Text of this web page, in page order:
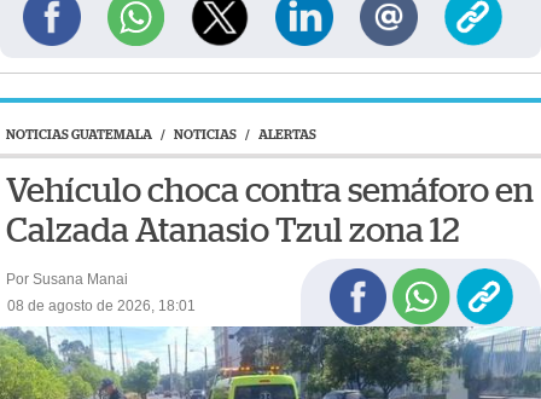
NOTICIAS GUATEMALA / NOTICIAS / ALERTAS
Vehículo choca contra semáforo en
Calzada Atanasio Tzul zona 12
Por Susana Manai
08 de agosto de 2026, 18:01